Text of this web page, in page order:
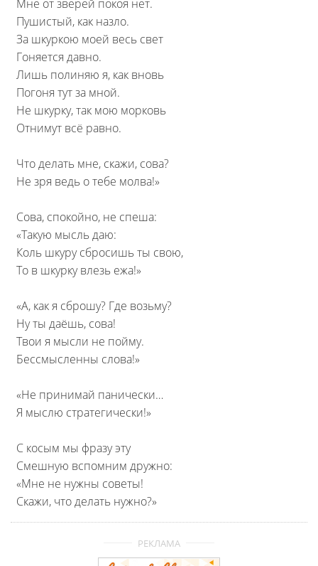
Мне от зверей покоя нет.
Пушистый, как назло.
За шкуркою моей весь свет
Гоняется давно.
Лишь полиняю я, как вновь
Погоня тут за мной.
Не шкурку, так мою морковь
Отнимут всё равно.
Что делать мне, скажи, сова?
Не зря ведь о тебе молва!»
Сова, спокойно, не спеша:
«Такую мысль даю:
Коль шкуру сбросишь ты свою,
То в шкурку влезь ежа!»
«А, как я сброшу? Где возьму?
Ну ты даёшь, сова!
Твои я мысли не пойму.
Бессмысленны слова!»
«Не принимай панически…
Я мыслю стратегически!»
С косым мы фразу эту
Смешную вспомним дружно:
«Мне не нужны советы!
Скажи, что делать нужно?»
РЕКЛАМА